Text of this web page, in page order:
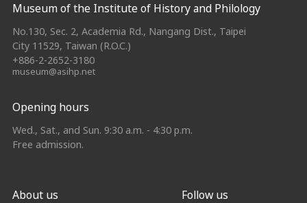
Museum of the Institute of History and Philology
No.130, Sec. 2, Academia Rd., Nangang Dist., Taipei
City 11529, Taiwan (R.O.C.)
+886-2-2652-3180
museum@asihp.net
Opening hours
Wed., Sat., and Sun. 9:30 a.m. - 4:30 p.m.
Free admission.
About us Follow us